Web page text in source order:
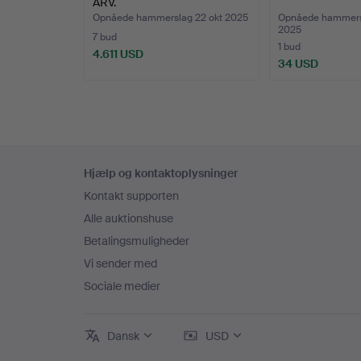
Opnåede hammerslag 22 okt 2025
7 bud
4.611 USD
Opnåede
2025
1 bud
34 USD
Hjælp og kontaktoplysninger
Kontakt supporten
Alle auktionshuse
Betalingsmuligheder
Vi sender med
Sociale medier
Dansk USD